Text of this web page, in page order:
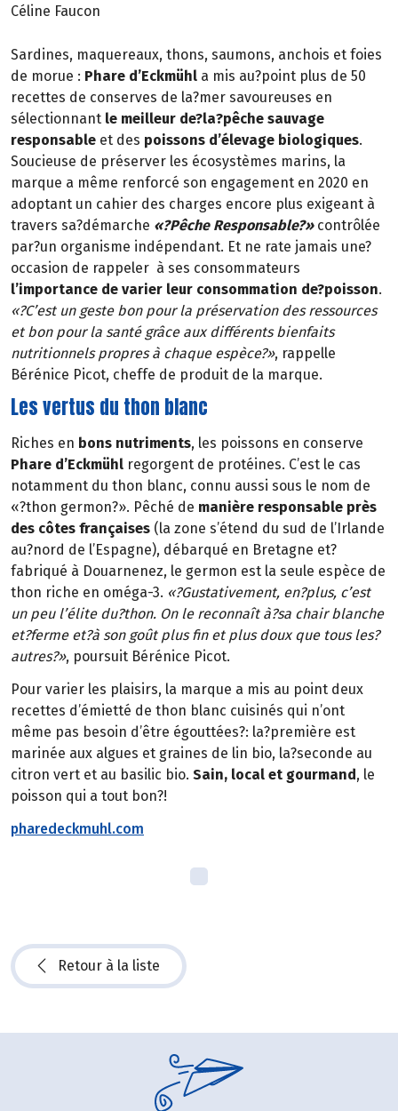
Céline Faucon
Sardines, maquereaux, thons, saumons, anchois et foies
de morue : Phare d’Eckmühl a mis au?point plus de 50
recettes de conserves de la?mer savoureuses en
sélectionnant le meilleur de?la?pêche sauvage
responsable et des poissons d’élevage biologiques.
Soucieuse de préserver les écosystèmes marins, la
marque a même renforcé son engagement en 2020 en
adoptant un cahier des charges encore plus exigeant à
travers sa?démarche «?Pêche Responsable?»contrôlée
par?un organisme indépendant. Et ne rate jamais une?
occasion de rappeler à ses consommateurs
l’importance de varier leur consommation de?poisson.
«?C’est un geste bon pour la préservation des ressources
et bon pour la santé grâce aux différents bienfaits
nutritionnels propres à chaque espèce?», rappelle
Bérénice Picot, cheffe de produit de la marque.
Les vertus du thon blanc
Riches en bons nutriments, les poissons en conserve
Phare d’Eckmühl regorgent de protéines. C’est le cas
notamment du thon blanc, connu aussi sous le nom de
«?thon germon?». Pêché de manière responsable près
des côtes françaises (la zone s’étend du sud de l’Irlande
au?nord de l’Espagne), débarqué en Bretagne et?
fabriqué à Douarnenez, le germon est la seule espèce de
thon riche en oméga-3. «?Gustativement, en?plus, c’est
un peu l’élite du?thon. On le reconnaît à?sa chair blanche
et?ferme et?à son goût plus fin et plus doux que tous les?
autres?», poursuit Bérénice Picot.
Pour varier les plaisirs, la marque a mis au point deux
recettes d’émietté de thon blanc cuisinés qui n’ont
même pas besoin d’être égouttées?: la?première est
marinée aux algues et graines de lin bio, la?seconde au
citron vert et au basilic bio. Sain, local et gourmand, le
poisson qui a tout bon?!
pharedeckmuhl.com
Retour à la liste